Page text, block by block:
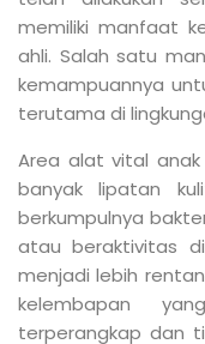
memiliki manfaat
ahli. Salah satu
kemampuannya
terutama di
Area alat vital
banyak lipatan
berkumpulnya
atau beraktivitas
menjadi lebih
kelembapan
terperangkap dan